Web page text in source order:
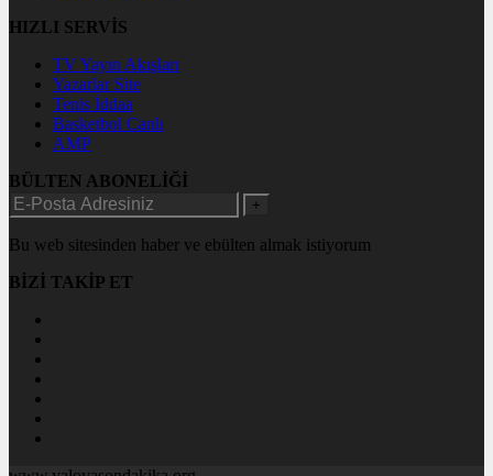
HIZLI SERVİS
TV Yayın Akışları
Yazarlar Site
Tenis İddaa
Basketbol Canlı
AMP
BÜLTEN ABONELİĞİ
+
Bu web sitesinden haber ve ebülten almak istiyorum
BİZİ TAKİP ET